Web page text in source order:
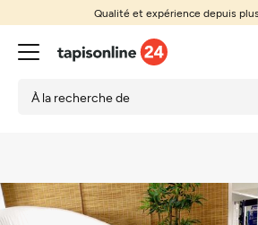
Qualité et expérience depuis